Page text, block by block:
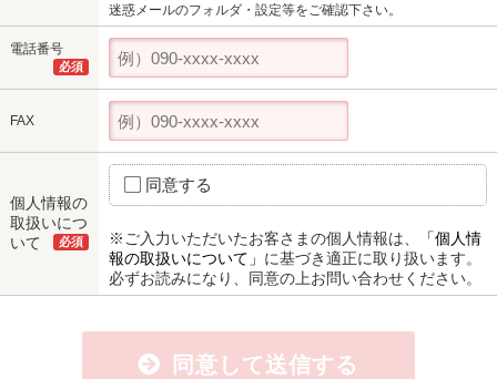
迷惑メールのフォルダ・設定等をご確認下さい。
電話番号
必須
FAX
個人情報の
取扱いにつ
いて
必須
同意する
※ご入力いただいたお客さまの個人情報は、
「個人情
報の取扱いについて」 に基づき適正に取り扱います。
必ずお読みになり、同意の上お問い合わせください。
同意して送信する